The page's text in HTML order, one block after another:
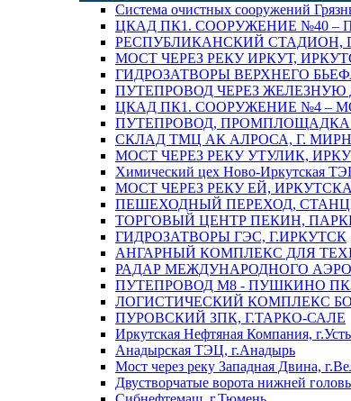
Система очистных сооружений
ЦКАД ПК1. СООРУЖЕНИЕ №40 –
РЕСПУБЛИКАНСКИЙ СТАДИОН,
МОСТ ЧЕРЕЗ РЕКУ ИРКУТ,
ГИДРОЗАТВОРЫ ВЕРХНЕГО
ПУТЕПРОВОД ЧЕРЕЗ ЖЕЛЕЗНУЮ
ЦКАД ПК1. СООРУЖЕНИЕ №4 –
ПУТЕПРОВОД, ПРОМПЛОЩАДКА
СКЛАД ТМЦ АК АЛРОСА, Г.
МОСТ ЧЕРЕЗ РЕКУ УТУЛИК,
Химический цех Ново-Иркутская
МОСТ ЧЕРЕЗ РЕКУ ЕЙ,
ПЕШЕХОДНЫЙ ПЕРЕХОД,
ТОРГОВЫЙ ЦЕНТР ПЕКИН,
ГИДРОЗАТВОРЫ ГЭС, Г.ИРКУТСК
АНГАРНЫЙ КОМПЛЕКС ДЛЯ
РАДАР МЕЖДУНАРОДНОГО
ПУТЕПРОВОД М8 - ПУШКИНО
ЛОГИСТИЧЕСКИЙ КОМПЛЕКС
ПУРОВСКИЙ ЗПК, Г.ТАРКО-САЛЕ
Иркутская Нефтяная Компания,
Анадырская ТЭЦ, г.Анадырь
Мост через реку Западная Двина,
Двустворчатые ворота нижней